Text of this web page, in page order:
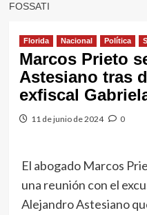
FOSSATI
Florida Nacional Política
Marcos Prieto
Astesiano tras
exfiscal
11 de junio de 2024 0
El abogado Marcos
una reunión con el
Alejandro Astesiano